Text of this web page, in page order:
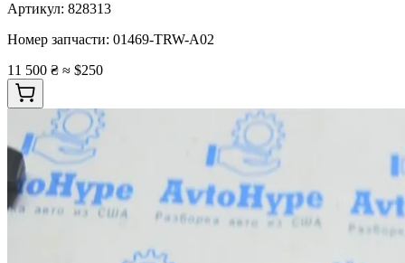
Артикул: 828313
Номер запчасти: 01469-TRW-A02
11 500 ₴ ≈ $250